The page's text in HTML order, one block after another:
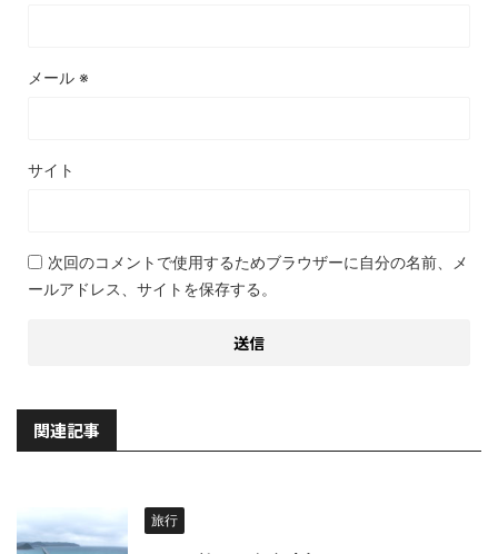
メール ※
サイト
次回のコメントで使用するためブラウザーに自分の名前、メ
ールアドレス、サイトを保存する。
関連記事
旅行